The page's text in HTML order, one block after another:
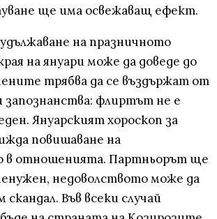
ще има освежаващ ефект.
на празничното
на януари може да доведе до
трябва да се въздържат от
запознанства: флиртът не е
Януарският хороскоп за
повишаване на
в отношенията. Партньорът ще
недоволството може да
скандал. Във всеки случай